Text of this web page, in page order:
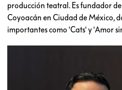
producción teatral. Es fundador
Coyoacán en Ciudad de México,
importantes como 'Cats' y 'Amor